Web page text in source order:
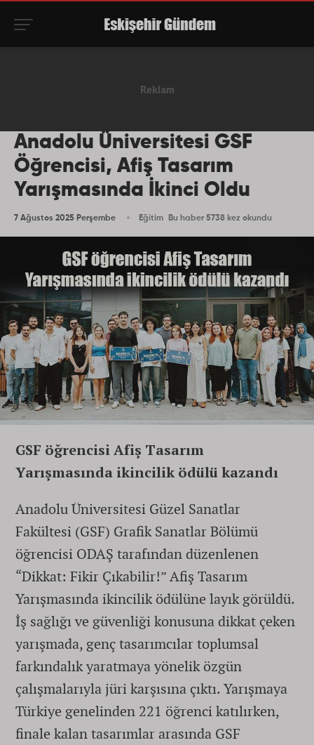
Anadolu Üniversitesi GSF
Öğrencisi, Afiş Tasarım
Yarışmasında İkinci Oldu
7 Ağustos 2025 Perşembe Eğitim Bu haber 5738 kez okundu
GSF öğrencisi Afiş Tasarım
Yarışmasında ikincilik ödülü kazandı
Anadolu Üniversitesi Güzel Sanatlar
Fakültesi (GSF) Grafik Sanatlar Bölümü
öğrencisi ODAŞ tarafından düzenlenen
“Dikkat: Fikir Çıkabilir!” Afiş Tasarım
Yarışmasında ikincilik ödülüne layık görüldü.
İş sağlığı ve güvenliği konusuna dikkat çeken
yarışmada, genç tasarımcılar toplumsal
farkındalık yaratmaya yönelik özgün
çalışmalarıyla jüri karşısına çıktı. Yarışmaya
Türkiye genelinden 221 öğrenci katılırken,
finale kalan tasarımlar arasında GSF